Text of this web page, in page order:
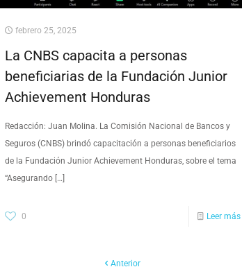
febrero 25, 2025
La CNBS capacita a personas
beneficiarias de la Fundación Junior
Achievement Honduras
Redacción: Juan Molina. La Comisión Nacional de Bancos y
Seguros (CNBS) brindó capacitación a personas beneficiarios
de la Fundación Junior Achievement Honduras, sobre el tema
“Asegurando[…]
0 Leer más
Anterior